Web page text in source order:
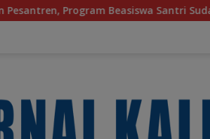
Santri Sudah Jangkau 2.751 Penerima